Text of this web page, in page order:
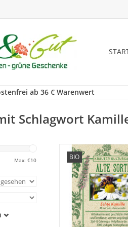
ab 36 € Warenwert
Schlagwort
Max: €10 BIO
Entdecken Sie
historische Kamille
fast in Vergessenheit
ZUM WARENKORB